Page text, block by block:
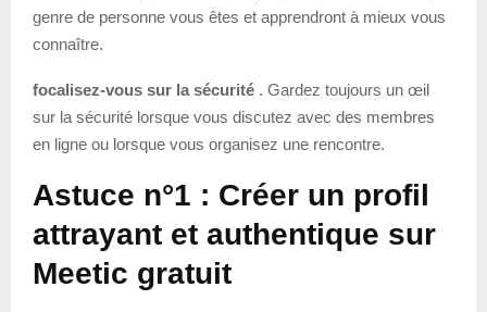
genre de personne vous êtes et apprendront à mieux vous
connaître.
focalisez-vous sur la sécurité . Gardez toujours un œil
sur la sécurité lorsque vous discutez avec des membres
en ligne ou lorsque vous organisez une rencontre.
Astuce n°1 : Créer un profil
attrayant et authentique sur
Meetic gratuit